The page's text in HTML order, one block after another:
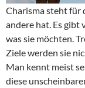
Charisma steht für
andere hat. Es gibt
was sie möchten.
Ziele werden sie
Man kennt meist
diese